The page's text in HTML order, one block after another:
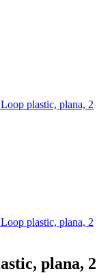
plastic, plana, 2
plastic, plana, 2
plana, 2